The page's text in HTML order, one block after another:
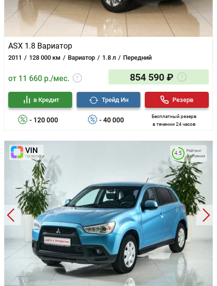
ASX 1.8 Вариатор
2011 128 000 км Вариатор 1.8 л Передний
от 11 660 р./мес. 854 590 ₽
- 120 000
в Кредит
- 40 000
Трейд Ин
Бесплатный резерв
в течении 24 часов
Резерв
Рейтинг
состояния
4.5